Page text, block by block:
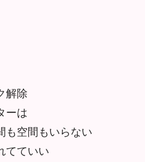
解除
ーは
も空間もいらない
てていい